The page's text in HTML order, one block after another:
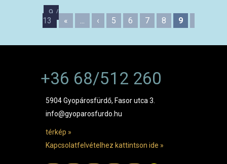
9 /
13
« ... ‹ 5 6 7 8 9
+36 68/512 260
5904 Gyopárosfürdő, Fasor utca 3.
info@gyoparosfurdo.hu
térkép »
Kapcsolatfelvételhez kattintson ide »